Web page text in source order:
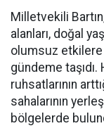
Milletvekili
alanları, doğal
olumsuz etkilere
gündeme
ruhsatlarının
sahalarının
bölgelerde